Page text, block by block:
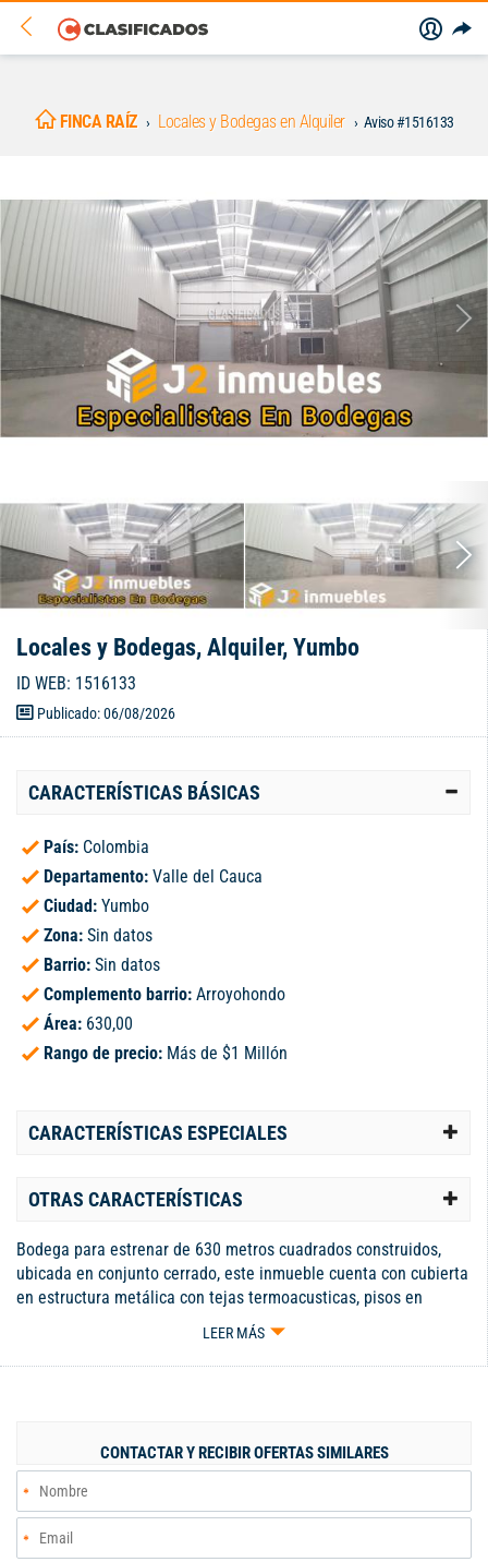
FINCA RAÍZ Locales y Bodegas en Alquiler Aviso #1516133
Locales y Bodegas, Alquiler, Yumbo
ID WEB: 1516133
Publicado: 06/08/2026
CARACTERÍSTICAS BÁSICAS
País: Colombia
Departamento: Valle del Cauca
Ciudad: Yumbo
Zona: Sin datos
Barrio: Sin datos
Complemento barrio: Arroyohondo
Área: 630,00
Rango de precio: Más de $1 Millón
CARACTERÍSTICAS ESPECIALES
OTRAS CARACTERÍSTICAS
Bodega para estrenar de 630 metros cuadrados construidos,
ubicada en conjunto cerrado, este inmueble cuenta con cubierta
en estructura metálica con tejas termoacusticas, pisos en
concreto afinado para trafico pesado con capacidad de 4.000
acceso para vehículos de carga pesada, transformador propio
con portería 24 horas, circuito cerrado de Tv, amplias vías
internas. Informes: J2 Inmuebles 311 7322454 Juan José
Ospina (El Especialista en Bodegas y Locales) contamos con el
mejor y mas variado inventario de bodegas del mercado (Cali,
Yumbo, Palmira, Buga, Buenaventura) pregunte por nuestros
LEER MÁS
CONTACTAR Y RECIBIR OFERTAS SIMILARES